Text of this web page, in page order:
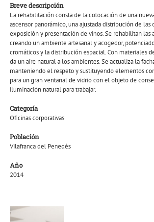
Breve descripción
La rehabilitación consta de la colocación de una
ascensor panorámico, una ajustada distribución de las
exposición y presentación de vinos. Se rehabilitan las
creando un ambiente artesanal y acogedor,
cromáticos y la distribución espacial. Con materiales
da un aire natural a los ambientes. Se actualiza la
manteniendo el respeto y sustituyendo elementos
para un gran ventanal de vidrio con el objeto de
iluminación natural para trabajar.
Categoría
Oficinas corporativas
Población
Vilafranca del Penedés
Año
2014